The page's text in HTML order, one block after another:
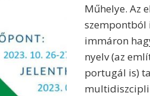
Műhelye. Az
szempontból
immáron
nyelv (az
portugál is)